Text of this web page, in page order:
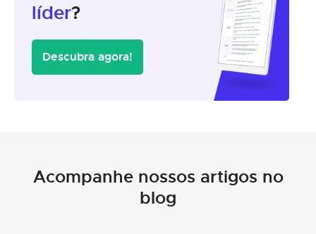
líder?
Descubra agora!
Acompanhe nossos artigos no
blog